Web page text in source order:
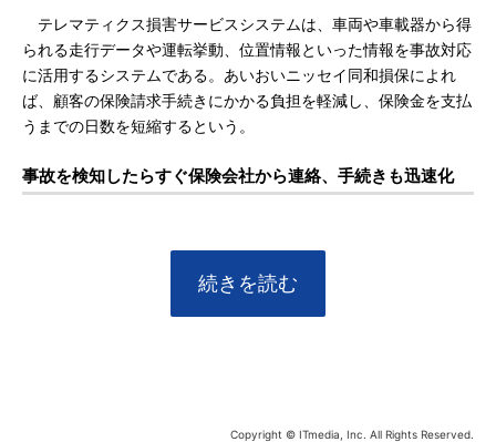
テレマティクス損害サービスシステムは、車両や車載器から得
られる走行データや運転挙動、位置情報といった情報を事故対応
に活用するシステムである。あいおいニッセイ同和損保によれ
ば、顧客の保険請求手続きにかかる負担を軽減し、保険金を支払
うまでの日数を短縮するという。
事故を検知したらすぐ保険会社から連絡、手続きも迅速化
続きを読む
Copyright © ITmedia, Inc. All Rights Reserved.